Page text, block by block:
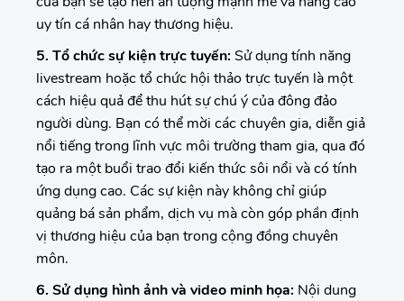
uy tín cá nhân hay thương hiệu.
5. Tổ chức sự kiện trực tuyến: Sử dụng tính năng
livestream hoặc tổ chức hội thảo trực tuyến là một
cách hiệu quả để thu hút sự chú ý của đông đảo
người dùng. Bạn có thể mời các chuyên gia, diễn giả
nổi tiếng trong lĩnh vực môi trường tham gia, qua đó
tạo ra một buổi trao đổi kiến thức sôi nổi và có tính
ứng dụng cao. Các sự kiện này không chỉ giúp
quảng bá sản phẩm, dịch vụ mà còn góp phần định
vị thương hiệu của bạn trong cộng đồng chuyên
môn.
6. Sử dụng hình ảnh và video minh họa: Nội dung